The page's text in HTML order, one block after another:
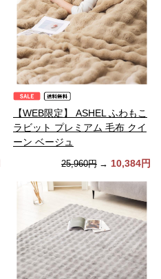
【WEB限定】 ASHEL ふわもこ
ラビット プレミアム 毛布 クイ
ーン ベージュ
25,960円 → 10,384円